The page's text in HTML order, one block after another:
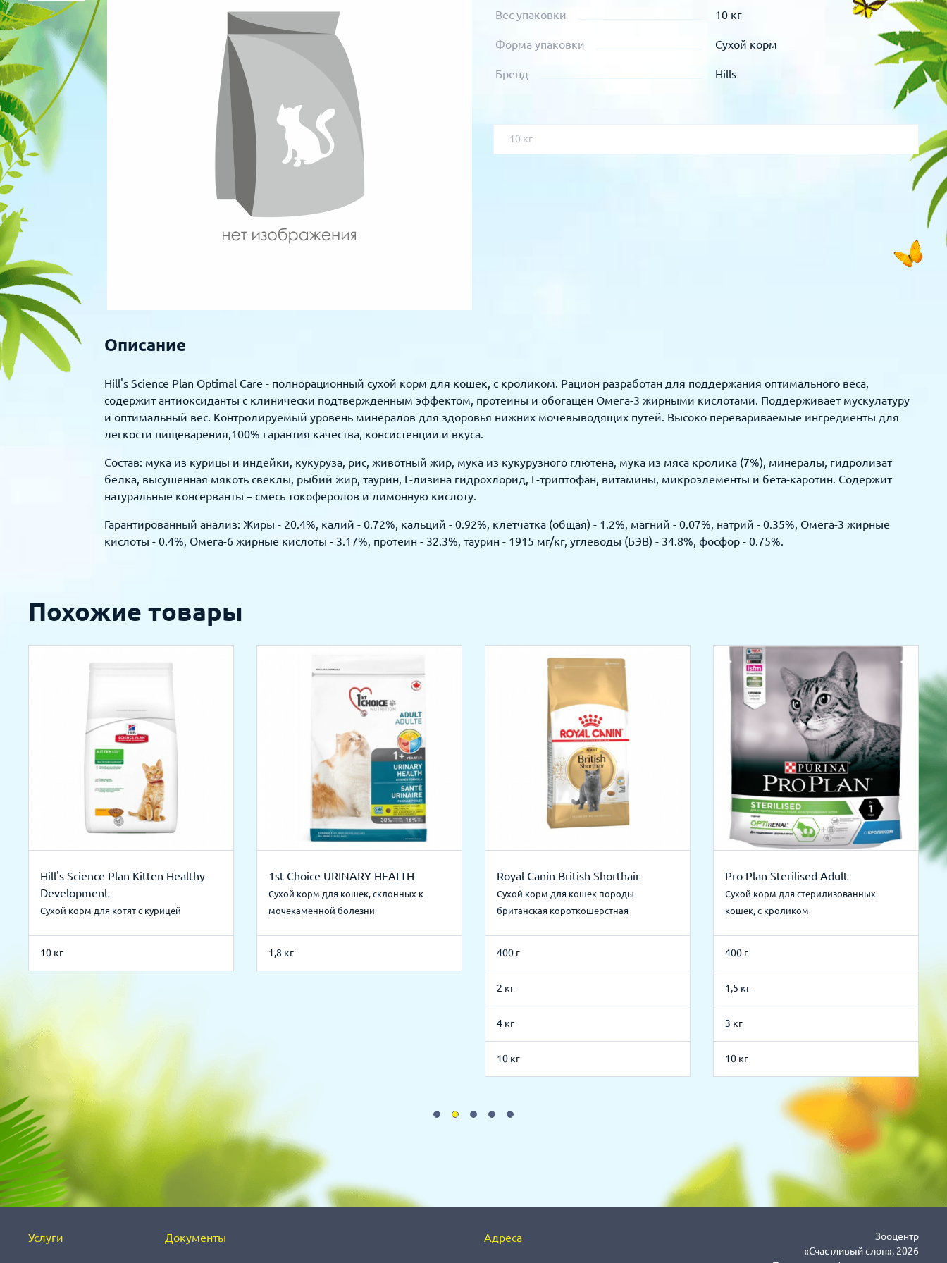
Для рыбок
Для рептилий Обследование
Лаборатория
Стоматология
Вес упаковки 10 кг
Форма упаковки Сухой корм
Бренд Hills
10 кг
Описание
Hill's Science Plan Optimal Care - полнорационный сухой корм для кошек, с кроликом. Рацион разработан для поддержания оптимального веса,
содержит антиоксиданты с клинически подтвержденным эффектом, протеины и обогащен Омега-3 жирными кислотами. Поддерживает мускулатуру
и оптимальный вес. Контролируемый уровень минералов для здоровья нижних мочевыводящих путей. Высоко перевариваемые ингредиенты для
легкости пищеварения,100% гарантия качества, консистенции и вкуса.
Состав: мука из курицы и индейки, кукуруза, рис, животный жир, мука из кукурузного глютена, мука из мяса кролика (7%), минералы, гидролизат
белка, высушенная мякоть свеклы, рыбий жир, таурин, L-лизина гидрохлорид, L-триптофан, витамины, микроэлементы и бета-каротин. Содержит
натуральные консерванты – смесь токоферолов и лимонную кислоту.
Гарантированный анализ: Жиры - 20.4%, калий - 0.72%, кальций - 0.92%, клетчатка (общая) - 1.2%, магний - 0.07%, натрий - 0.35%, Омега-3 жирные
кислоты - 0.4%, Омега-6 жирные кислоты - 3.17%, протеин - 32.3%, таурин - 1915 мг/кг, углеводы (БЭВ) - 34.8%, фосфор - 0.75%.
Похожие товары
Hill's Science Plan Kitten Healthy
Development
Cухой корм для котят с курицей
10 кг
1st Choice URINARY HEALTH
Сухой корм для кошек, склонных к
мочекаменной болезни
1,8 кг
Royal Canin British Shorthair
Сухой корм для кошек породы
британская короткошерстная
400 г
2 кг
4 кг
10 кг
Pro Plan Sterilised Adult
Сухой корм для стерилизованных
кошек, с кроликом
400 г
1,5 кг
3 кг
10 кг
Услуги Документы Адреса
Зооцентр
«Счастливый слон», 2026